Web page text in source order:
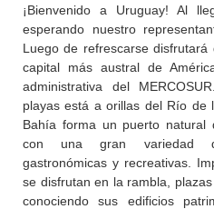
REGISTRO
AGENCIAS
SISTEMA
AGENCIAS
¡Bienvenido a Uruguay! Al
esperando nuestro
Luego de refrescarse
capital más austral de
administrativa del
playas está a orillas del Río de
Bahía forma un puerto natural
con una gran variedad
gastronómicas y recreativas.
se disfrutan en la rambla,
conociendo sus edificios